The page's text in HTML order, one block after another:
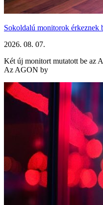
Sokoldalú monitorok érkeznek
2026. 08. 07.
Két új monitort mutatott be az
Az AGON by